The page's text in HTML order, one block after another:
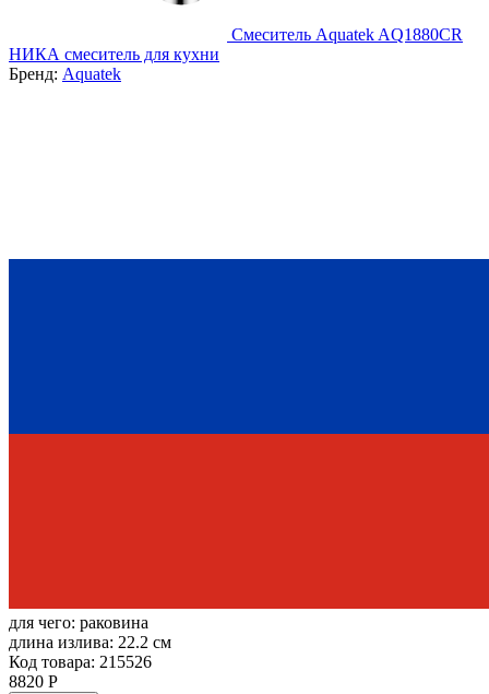
Смеситель Aquatek AQ1880CR
НИКА смеситель для кухни
Бренд: Aquatek
для чего: раковина
длина излива: 22.2 см
Код товара: 215526
8820 Р